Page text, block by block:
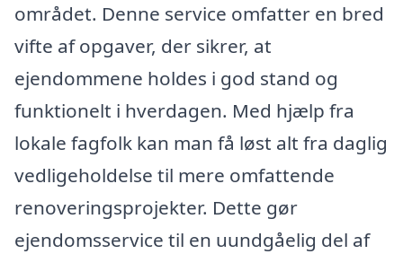
området. Denne service omfatter en bred
vifte af opgaver, der sikrer, at
ejendommene holdes i god stand og
funktionelt i hverdagen. Med hjælp fra
lokale fagfolk kan man få løst alt fra daglig
vedligeholdelse til mere omfattende
renoveringsprojekter. Dette gør
ejendomsservice til en uundgåelig del af